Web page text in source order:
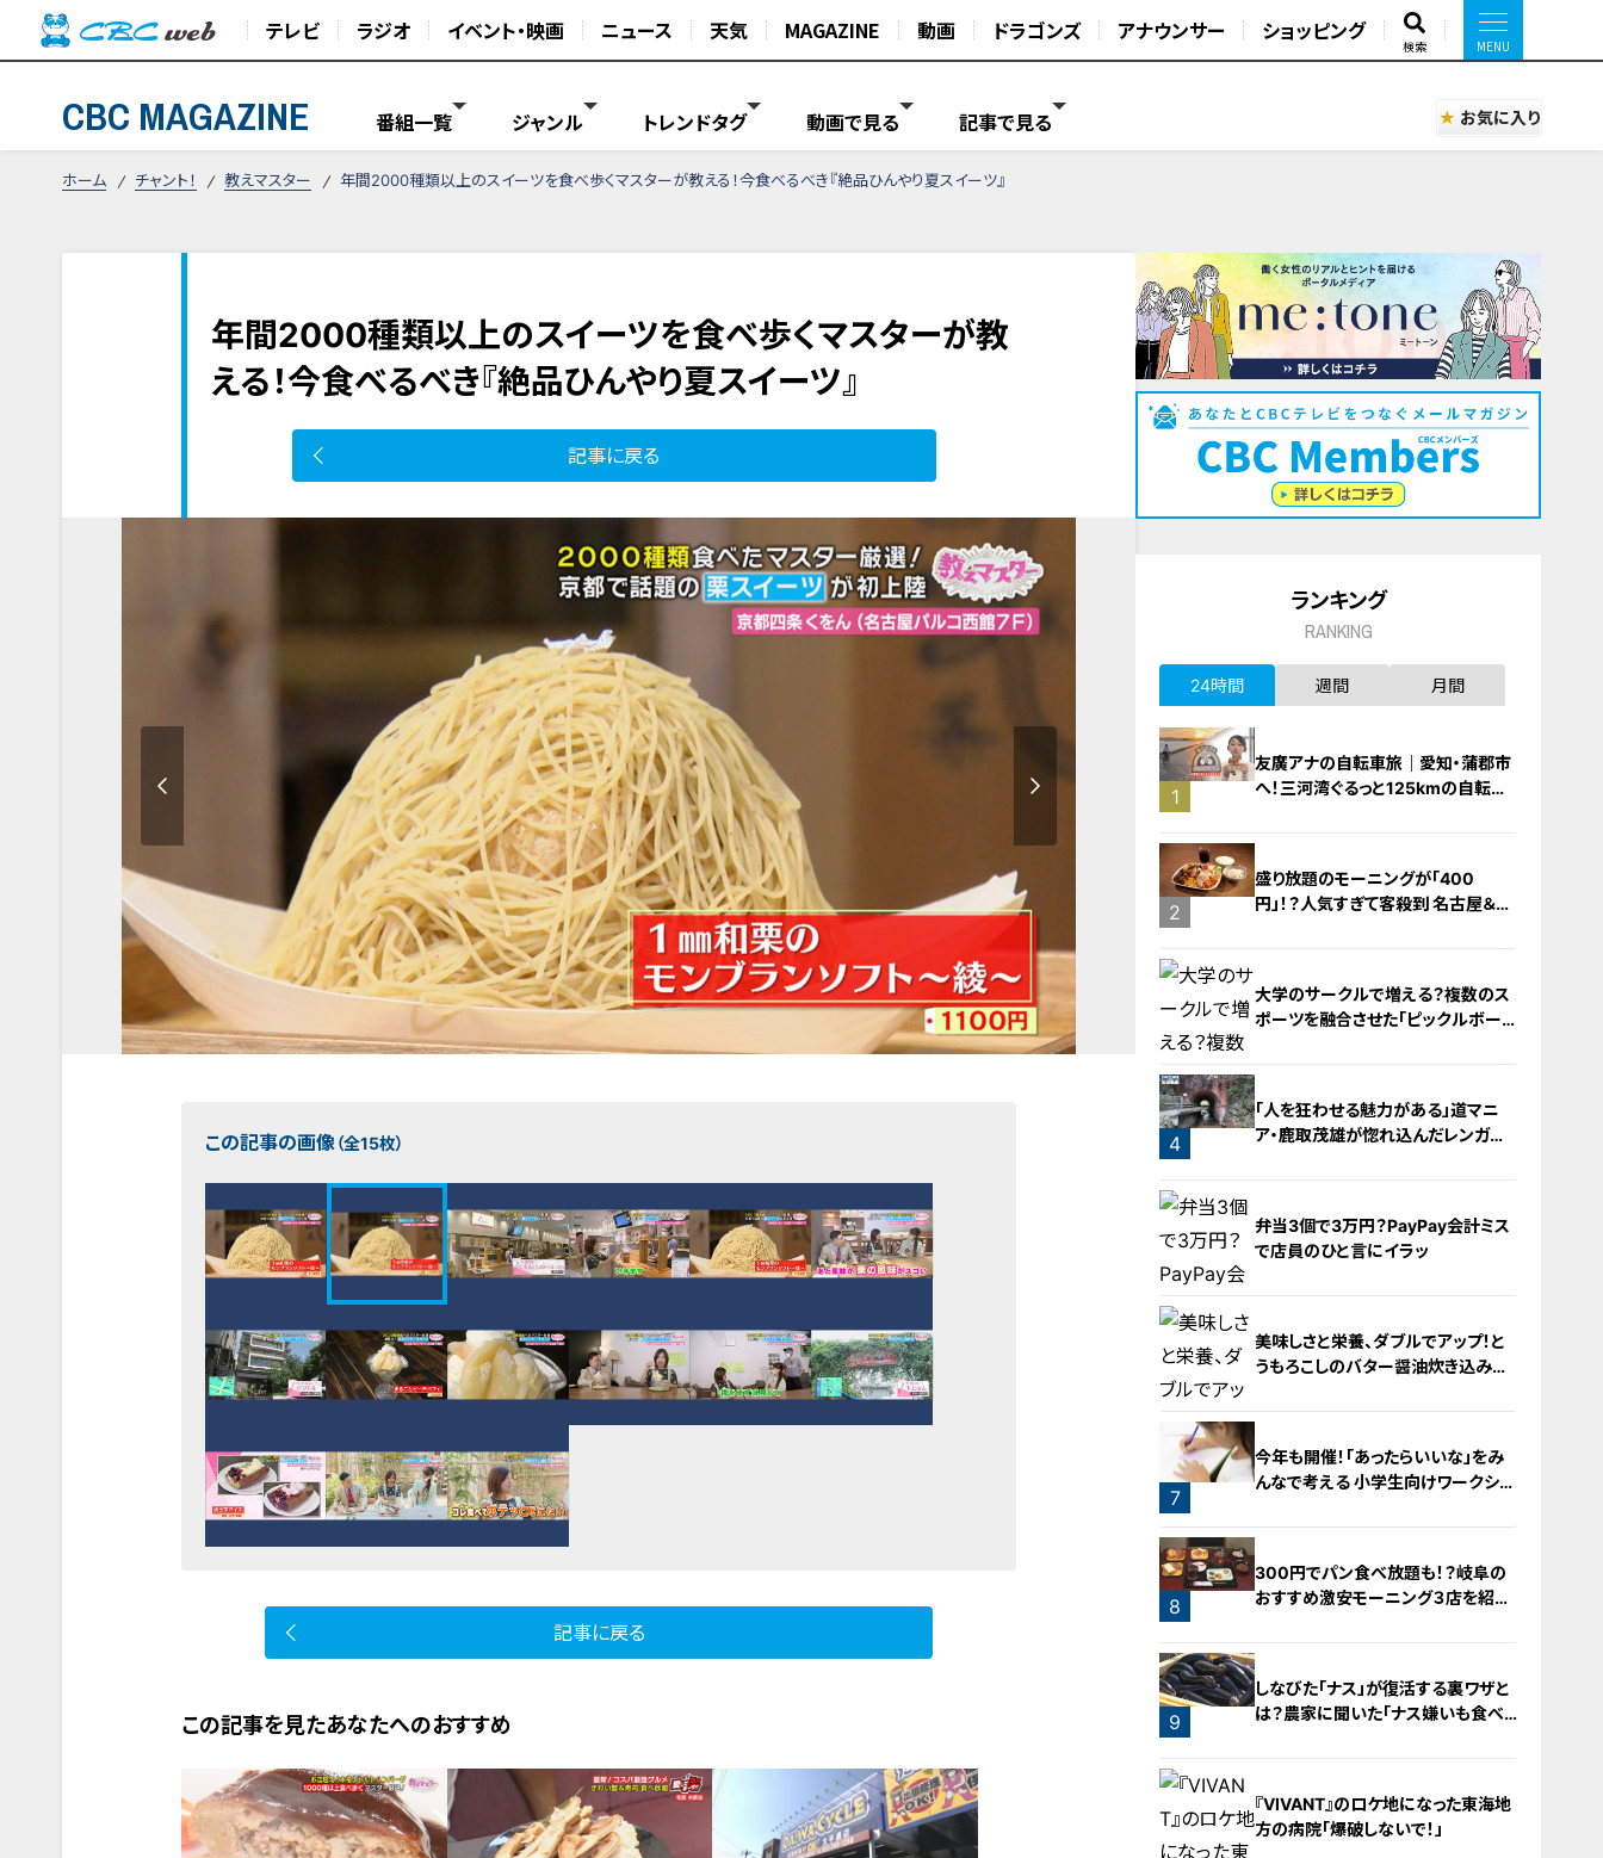
テレビ ラジオ イベント・映画 ニュース 天気 MAGAZINE 動画 ドラゴンズ アナウンサー ショッピング
検索
CBC MAGAZINE 番組一覧 ジャンル トレンドタグ 動画で見る 記事で見る お気に入り
ホーム チャント！ 教えマスター 年間2000種類以上のスイーツを食べ歩くマスターが教える！今食べるべき『絶品ひんやり夏スイーツ』
年間2000種類以上のスイーツを食べ歩くマスターが教
える！今食べるべき『絶品ひんやり夏スイーツ』
記事に戻る
この記事の画像（全15枚）
記事に戻る
この記事を見たあなたへのおすすめ
ランキング
RANKING
24時間 週間 月間
1
友廣アナの自転車旅｜愛知・蒲郡市
へ！三河湾ぐるっと125kmの自転車
2
盛り放題のモーニングが「400
円」！？人気すぎて客殺到 名古屋＆岐
3
大学のサークルで増える？複数のス
ポーツを融合させた「ピックルボー
4
「人を狂わせる魅力がある」道マニ
ア・鹿取茂雄が惚れ込んだレンガの
5
弁当3個で3万円？PayPay会計ミス
で店員のひと言にイラッ
6
美味しさと栄養、ダブルでアップ！と
うもろこしのバター醤油炊き込みご
7
今年も開催！「あったらいいな」をみ
んなで考える 小学生向けワークショ
8
300円でパン食べ放題も！？岐阜の
おすすめ激安モーニング３店を紹
9
しなびた「ナス」が復活する裏ワザと
は？農家に聞いた「ナス嫌いも食べ
『VIVANT』のロケ地になった東海地
方の病院「爆破しないで！」